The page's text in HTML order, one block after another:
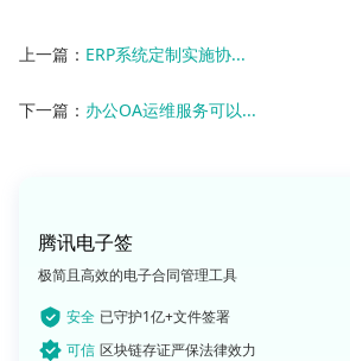
上一篇： ERP系统定制实施协...
下一篇： 办公OA运维服务可以...
腾讯电子签
极简且高效的电子合同管理工具
安全 已守护1亿+文件签署
可信 区块链存证严保法律效力